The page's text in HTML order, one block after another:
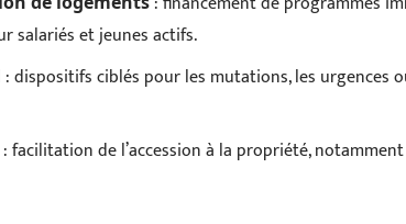
salariés et jeunes actifs.
: dispositifs ciblés pour les mutations, les urgences
: facilitation de l’accession à la propriété,